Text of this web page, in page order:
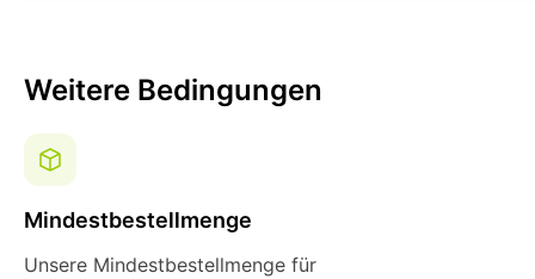
Weitere Bedingungen
Mindestbestellmenge
Unsere Mindestbestellmenge für